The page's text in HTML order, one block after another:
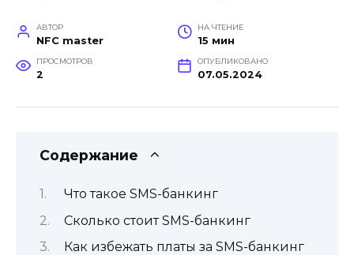
АВТОР
NFC master
НА ЧТЕНИЕ
15 мин
ПРОСМОТРОВ
2
ОПУБЛИКОВАНО
07.05.2024
Содержание
Что такое SMS-банкинг
Сколько стоит SMS-банкинг
Как избежать платы за SMS-банкинг